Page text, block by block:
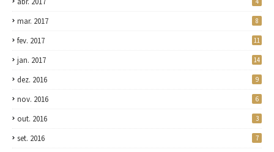
mar. 2017 8
fev. 2017 11
jan. 2017 14
dez. 2016 9
nov. 2016 6
out. 2016 3
set. 2016 7